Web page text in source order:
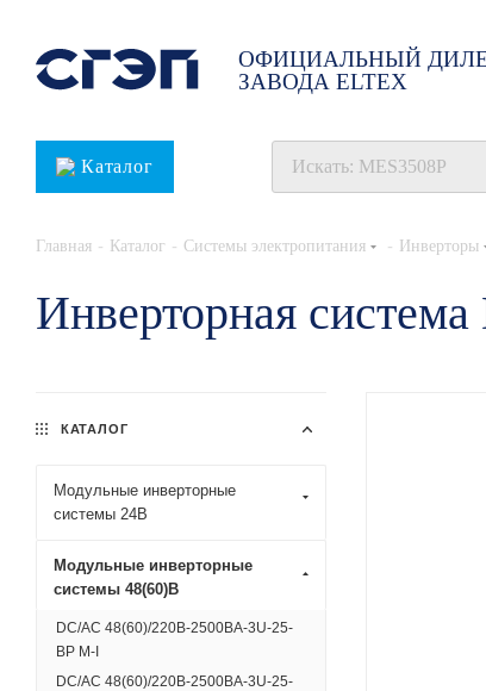
ОФИЦИАЛЬНЫЙ
ЗАВОДА ELTEX
Каталог
Главная - Каталог - Системы электропитания - Инверторы
Инверторная
КАТАЛОГ
Модульные инверторные
системы 24В
Модульные инверторные
системы 48(60)В
DC/AC 48(60)/220В-2500ВА-3U-25-
BP M-I
DC/AC 48(60)/220В-2500ВА-3U-25-